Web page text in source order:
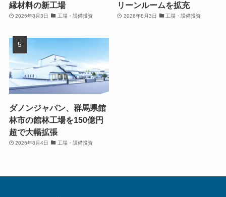
縁材料の新工場
2026年8月3日 工場・設備投資
リーンルームを拡充
2026年8月3日 工場・設備投資
ダノンジャパン、群馬県館
林市の館林工場を150億円
超で大幅拡張
2026年8月4日 工場・設備投資